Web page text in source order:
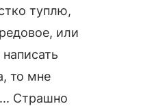
туплю,
или
то мне
Страшно